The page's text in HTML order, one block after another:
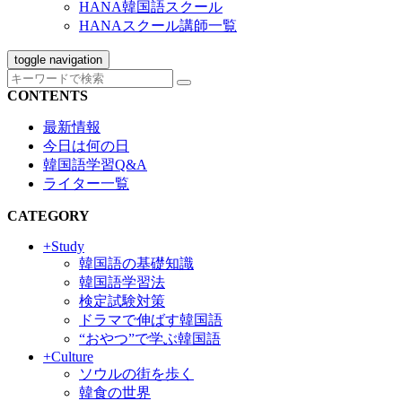
HANA韓国語スクール
HANAスクール講師一覧
toggle navigation
CONTENTS
最新情報
今日は何の日
韓国語学習Q&A
ライター一覧
CATEGORY
+Study
韓国語の基礎知識
韓国語学習法
検定試験対策
ドラマで伸ばす韓国語
“おやつ”で学ぶ韓国語
+Culture
ソウルの街を歩く
韓食の世界